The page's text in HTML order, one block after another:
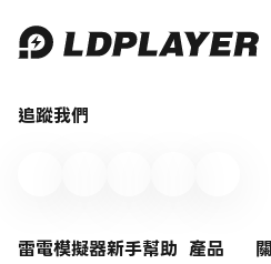
追蹤我們
雷電模擬器新手幫助 產品